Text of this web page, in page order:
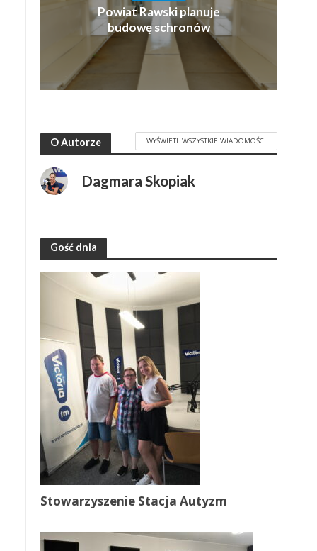
Powiat Rawski planuje
budowę schronów
O Autorze WYŚWIETL WSZYSTKIE WIADOMOŚCI
Dagmara Skopiak
Gość dnia
Stowarzyszenie Stacja Autyzm